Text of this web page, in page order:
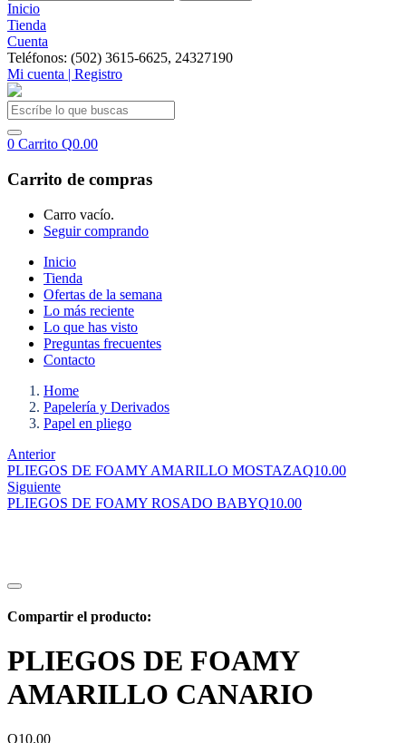
Inicio
Tienda
Cuenta
Teléfonos: (502) 3615-6625, 24327190
Mi cuenta | Registro
0 Carrito Q0.00
Carrito de compras
Carro vacío.
Seguir comprando
Inicio
Tienda
Ofertas de la semana
Lo más reciente
Lo que has visto
Preguntas frecuentes
Contacto
Home
Papelería y Derivados
Papel en pliego
Anterior
PLIEGOS DE FOAMY AMARILLO MOSTAZAQ10.00
Siguiente
PLIEGOS DE FOAMY ROSADO BABYQ10.00
Compartir el producto:
PLIEGOS DE FOAMY
AMARILLO CANARIO
Q10.00